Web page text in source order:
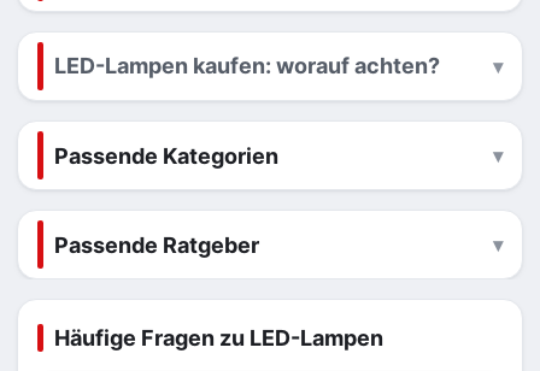
LED-Lampen kaufen: worauf achten?
Passende Kategorien
Passende Ratgeber
Häufige Fragen zu LED-Lampen